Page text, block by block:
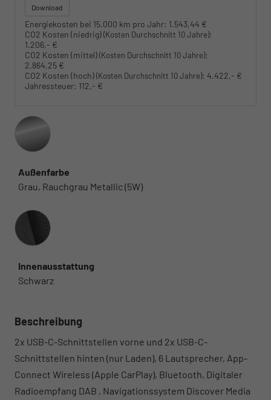
Download
Energiekosten bei 15.000 km pro Jahr: 1.543,44 €
CO2 Kosten (niedrig)(Kosten Durchschnitt 10 Jahre):
1.206,- €
CO2 Kosten (mittel)(Kosten Durchschnitt 10 Jahre):
2.864,25 €
CO2 Kosten (hoch)(Kosten Durchschnitt 10 Jahre): 4.422,- €
Jahressteuer: 112,- €
Außenfarbe
Grau, Rauchgrau Metallic (5W)
Innenausstattung
Innenausstattung
Schwarz
Beschreibung
2x USB-C-Schnittstellen vorne und 2x USB-C-
Schnittstellen hinten (nur Laden), 6 Lautsprecher, App-
Connect Wireless (Apple CarPlay), Bluetooth, Digitaler
Radioempfang DAB , Navigationssystem Discover Media